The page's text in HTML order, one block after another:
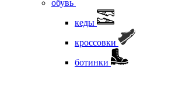
обувь
кеды
кроссовки
ботинки